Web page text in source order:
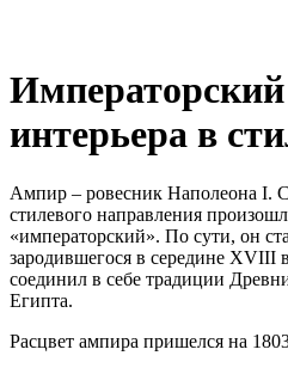
интерьера в
Ампир – ровесник Наполеона I.
стилевого направления
«императорский». По сути, он
зародившегося в середине XVIII
соединил в себе традиции
Египта.
Расцвет ампира пришелся на